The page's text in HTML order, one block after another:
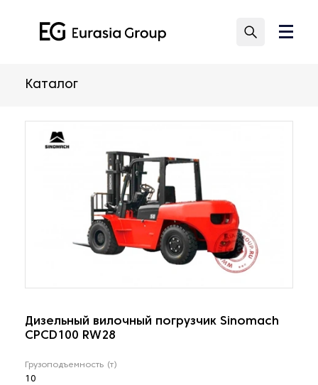
Каталог
Дизельный вилочный погрузчик Sinomach
CPCD100 RW28
Грузоподъемность (т)
10